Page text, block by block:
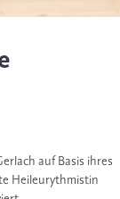
auf Basis ihres
Heileurythmistin